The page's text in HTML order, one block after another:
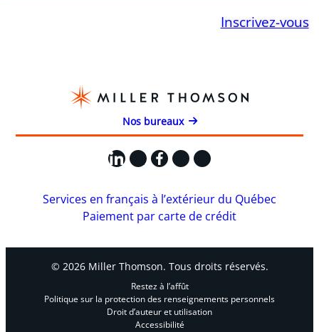
Inscrivez-vous
Nos bureaux
LinkedIn
X Facebook
Instagram
YouTube
Services en français à l’extérieur du Québec
Paiement par carte de crédit
© 2026 Miller Thomson. Tous droits réservés.
Restez à l’affût
Politique sur la protection des renseignements personnels
Droit d’auteur et utilisation
Accessibilité